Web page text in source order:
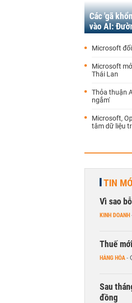
Các 'gã
vào AI:
Microsoft
Microsoft
Thái Lan
Thỏa thuận
ngắm'
Microsoft,
tâm dữ liệu
TIN
Vì sao
KINH DOANH
Thuế
HÀNG HÓA -
Sau
đồng